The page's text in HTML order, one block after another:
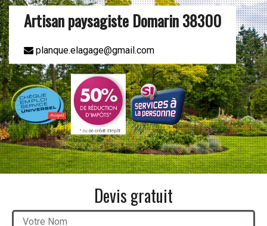
Artisan paysagiste Domarin 38300
planque.elagage@gmail.com
Devis gratuit